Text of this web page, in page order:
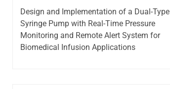
Design and Implementation of a Dual-Type
Syringe Pump with Real-Time Pressure
Monitoring and Remote Alert System for
Biomedical Infusion Applications